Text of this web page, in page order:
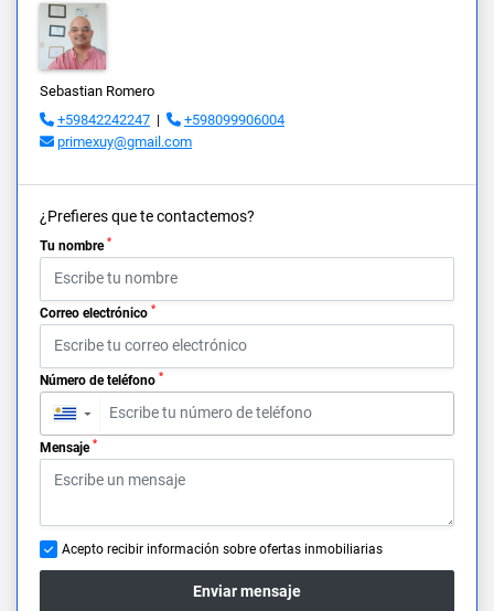
Sebastian Romero
+59842242247 |
+598099906004
primexuy@gmail.com
¿Prefieres que te contactemos?
Tu nombre *
Correo electrónico *
Número de teléfono *
▼
Mensaje *
Acepto recibir información sobre ofertas inmobiliarias
Enviar mensaje